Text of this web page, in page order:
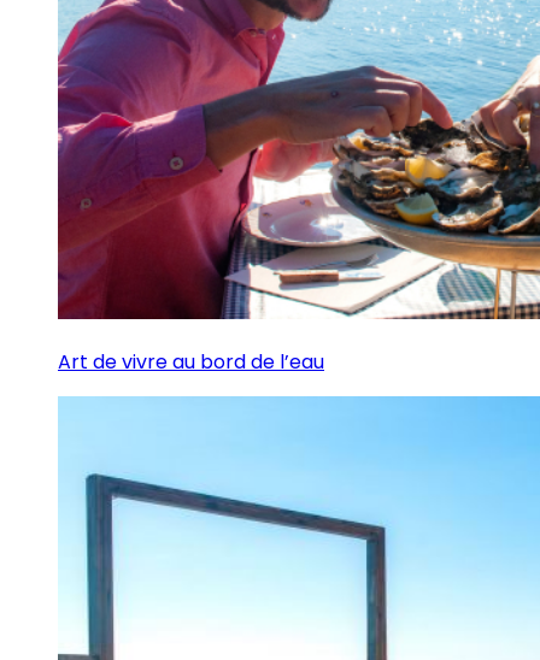
Art de vivre au bord de l’eau